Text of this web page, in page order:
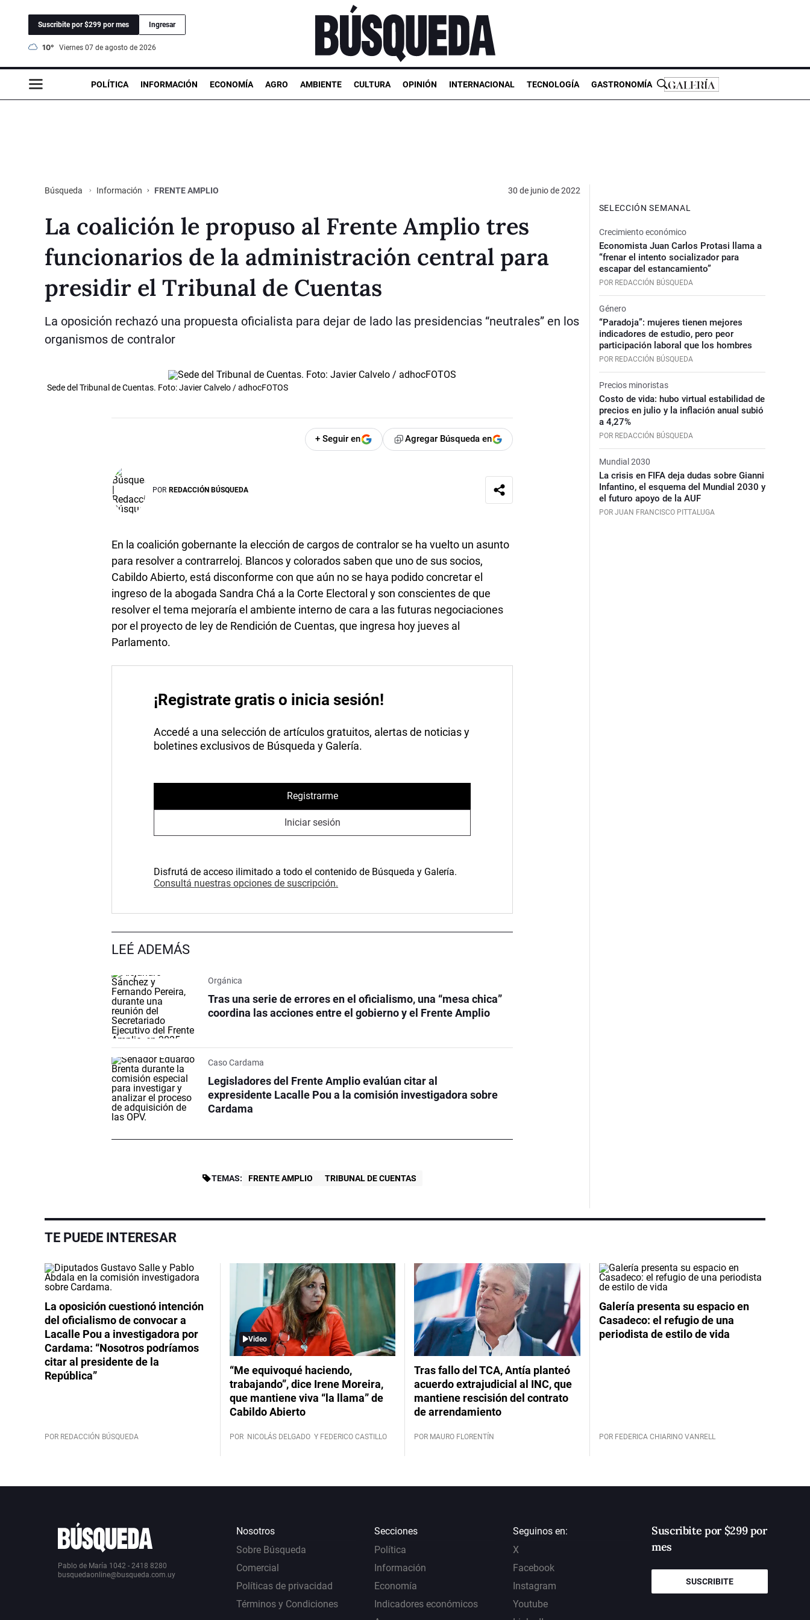
Suscribite por $299 por mes Ingresar
10° viernes 07 de agosto de 2026
POLÍTICA INFORMACIÓN ECONOMÍA AGRO AMBIENTE CULTURA OPINIÓN INTERNACIONAL TECNOLOGÍA GASTRONOMÍA
Búsqueda Información FRENTE AMPLIO 30 de junio de 2022
La coalición le propuso al Frente Amplio tres
funcionarios de la administración central para
presidir el Tribunal de Cuentas
La oposición rechazó una propuesta oficialista para dejar de lado las presidencias “neutrales” en los
organismos de contralor
Sede del Tribunal de Cuentas. Foto: Javier Calvelo / adhocFOTOS
+ Seguir en Agregar Búsqueda en
POR REDACCIÓN BÚSQUEDA
En la coalición gobernante la elección de cargos de contralor se ha vuelto un asunto
para resolver a contrarreloj. Blancos y colorados saben que uno de sus socios,
Cabildo Abierto, está disconforme con que aún no se haya podido concretar el
ingreso de la abogada Sandra Chá a la Corte Electoral y son conscientes de que
resolver el tema mejoraría el ambiente interno de cara a las futuras negociaciones
por el proyecto de ley de Rendición de Cuentas, que ingresa hoy jueves al
Parlamento.
¡Registrate gratis o inicia sesión!
Accedé a una selección de artículos gratuitos, alertas de noticias y
boletines exclusivos de Búsqueda y Galería.
Registrarme
Iniciar sesión
Disfrutá de acceso ilimitado a todo el contenido de Búsqueda y Galería.
Consultá nuestras opciones de suscripción.
LEÉ ADEMÁS
Orgánica
Tras una serie de errores en el oficialismo, una “mesa chica”
coordina las acciones entre el gobierno y el Frente Amplio
Caso Cardama
Legisladores del Frente Amplio evalúan citar al
expresidente Lacalle Pou a la comisión investigadora sobre
Cardama
TEMAS: FRENTE AMPLIO TRIBUNAL DE CUENTAS
SELECCIÓN SEMANAL
Crecimiento económico
Economista Juan Carlos Protasi llama a
“frenar el intento socializador para
escapar del estancamiento”
POR REDACCIÓN BÚSQUEDA
Género
“Paradoja”: mujeres tienen mejores
indicadores de estudio, pero peor
participación laboral que los hombres
POR REDACCIÓN BÚSQUEDA
Precios minoristas
Costo de vida: hubo virtual estabilidad de
precios en julio y la inflación anual subió
a 4,27%
POR REDACCIÓN BÚSQUEDA
Mundial 2030
La crisis en FIFA deja dudas sobre Gianni
Infantino, el esquema del Mundial 2030 y
el futuro apoyo de la AUF
POR JUAN FRANCISCO PITTALUGA
TE PUEDE INTERESAR
La oposición cuestionó intención
del oficialismo de convocar a
Lacalle Pou a investigadora por
Cardama: “Nosotros podríamos
citar al presidente de la
República”
POR REDACCIÓN BÚSQUEDA
Video
“Me equivoqué haciendo,
trabajando”, dice Irene Moreira,
que mantiene viva “la llama” de
Cabildo Abierto
POR NICOLÁS DELGADO Y FEDERICO CASTILLO
Tras fallo del TCA, Antía planteó
acuerdo extrajudicial al INC, que
mantiene rescisión del contrato
de arrendamiento
POR MAURO FLORENTÍN
Galería presenta su espacio en
Casadeco: el refugio de una
periodista de estilo de vida
POR FEDERICA CHIARINO VANRELL
Pablo de María 1042 - 2418 8280
busquedaonline@busqueda.com.uy
Nosotros
Sobre Búsqueda
Comercial
Políticas de privacidad
Términos y Condiciones
Secciones
Política
Información
Economía
Indicadores económicos
Seguinos en:
X
Facebook
Instagram
Youtube
Suscribite por $299 por
mes
SUSCRIBITE